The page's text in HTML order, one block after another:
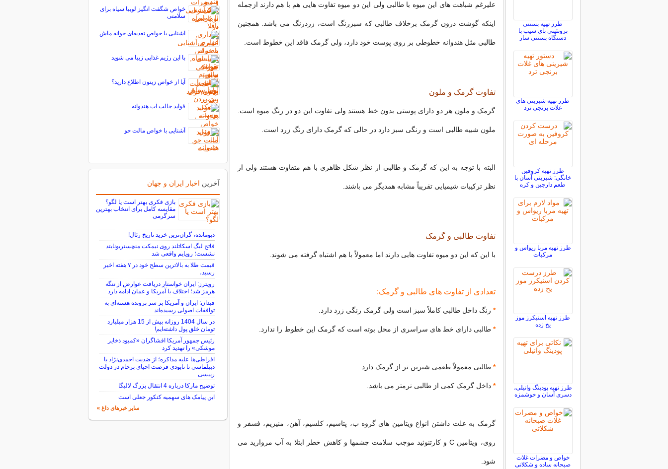
علیرغم شباهت های این میوه با طالبی ولی این دو میوه تفاوت هایی هم با هم دارند ازجمله
اینکه گوشت درون گرمک برخلاف طالبی که سبزرنگ است، زردرنگ می باشد. همچنین
طالبی مثل هندوانه خطوطی بر روی پوست خود دارد، ولی گرمک فاقد این خطوط است.
تفاوت گرمک و ملون
گرمک و ملون هر دو دارای پوستی بدون خط هستند ولی تفاوت این دو در رنگ میوه است.
ملون شبیه طالبی است و رنگی سبز دارد در حالی که گرمک دارای رنگ زرد است.
البته با توجه به این که گرمک و طالبی از نظر شکل ظاهری با هم متفاوت هستند ولی از
نظر ترکیبات شیمیایی تقریباً مشابه همدیگر می باشند.
تفاوت طالبی و گرمک
با این که این دو میوه تفاوت هایی دارند اما معمولاً با هم اشتباه گرفته می شوند.
تعدادی از تفاوت های طالبی و گرمک:
* رنگ داخل طالبی کاملاً سبز است ولی گرمک رنگی زرد دارد.
* طالبی دارای خط های سراسری از محل بوته است که گرمک این خطوط را ندارد.
* طالبی معمولاً طعمی شیرین تر از گرمک دارد.
* داخل گرمک کمی از طالبی نرمتر می باشد.
گرمک به علت داشتن انواع ویتامین های گروه ب، پتاسیم، کلسیم، آهن، منیزیم، فسفر و
روی، ویتامین C و کارتنوئید موجب سلامت چشمها و کاهش خطر ابتلا به آب مروارید می
شود.
طرز تهیه بستنی
پروتئینی پای سیب با
دستگاه بستنی ساز
طرز تهیه شیرینی های
غلات برنجی ترد
طرز تهیه کروفین
خانگی: شیرینی آسان با
طعم دارچین و کره
طرز تهیه مربا ریواس و
مرکبات
طرز تهیه اسنیکرز موز
یخ زده
طرز تهیه پودینگ وانیلی،
دسری آسان و خوشمزه
خواص و مضرات غلات
صبحانه ساده و شکلاتی
خواص شگفت انگیز لوبیا سیاه برای
سلامتی
آشنایی با خواص تغذیه‌ای جوانه ماش
با این رژیم غذایی زیبا می شوید
آیا از خواص زیتون اطلاع دارید؟
فواید جالب آب هندوانه
آشنایی با خواص مالت جو
آخرین اخبار ایران و جهان
بازی فکری بهتر است یا لگو؟
مقایسه کامل برای انتخاب بهترین
سرگرمی
دیومانده، گران‌ترین خرید تاریخ رئال!
فاتح لیگ اسکاتلند روی نیمکت منچستریونایتد
نشست؛ رویایم واقعی شد
قیمت طلا به بالاترین سطح خود در ۷ هفته اخیر
رسید،
رویترز: ایران خواستار دریافت عوارض از تنگه
هرمز شد؛ اختلاف با آمریکا و عمان ادامه دارد
فیدان: ایران و آمریکا بر سر پرونده هسته‌ای به
توافقات اصولی رسیده‌اند
در سال 1404 روزانه بیش از 15 هزار میلیارد
تومان خلق پول داشته‌ایم!
رئیس جمهور آمریکا افشاگران «کمبود ذخایر
موشکی» را تهدید کرد
افراطی‌ها علیه مذاکره؛ از ضدیت احمدی‌نژاد با
دیپلماسی تا نابودی فرصت احیای برجام در دولت
رییسی
توضیح مارکا درباره 4 انتقال بزرگ لالیگا
این پیامک های سهمیه کنکور جعلی است
سایر خبرهای داغ »